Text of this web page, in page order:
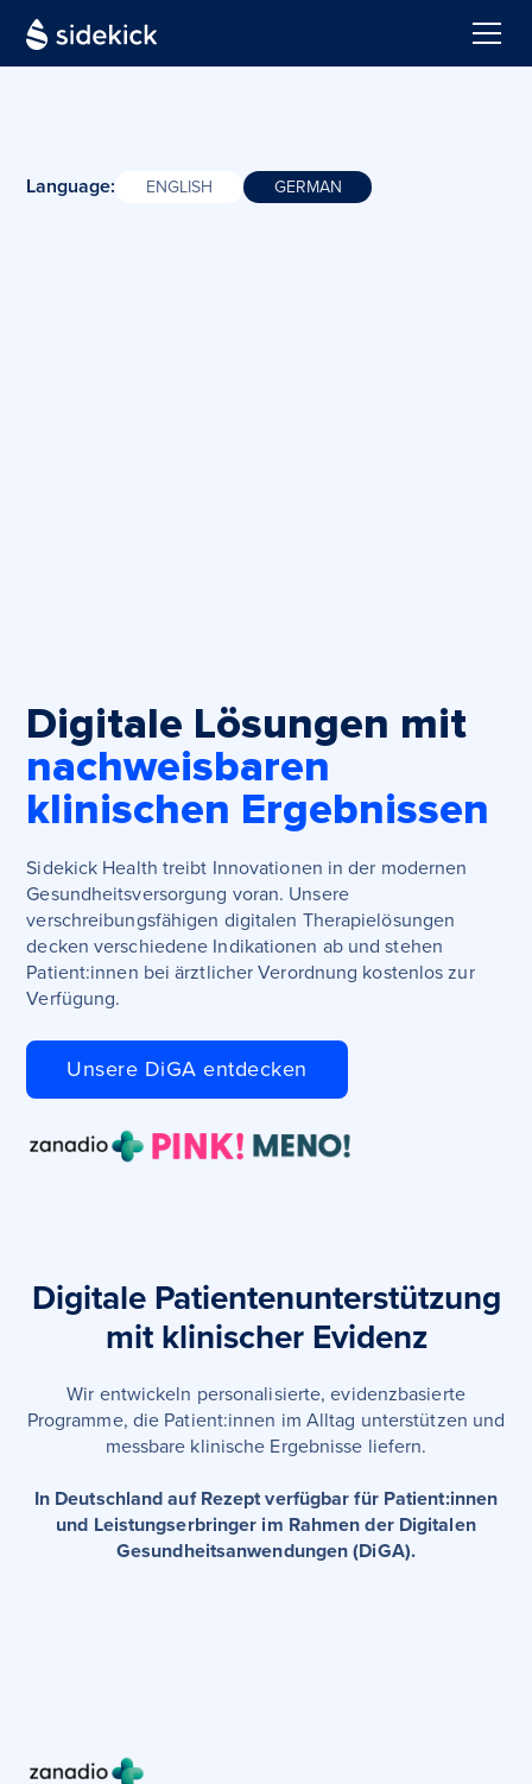
Language: ENGLISH GERMAN
Digitale Lösungen mit
nachweisbaren
klinischen Ergebnissen
Sidekick Health treibt Innovationen in der modernen
Gesundheitsversorgung voran. Unsere
verschreibungsfähigen digitalen Therapielösungen
decken verschiedene Indikationen ab und stehen
Patient:innen bei ärztlicher Verordnung kostenlos zur
Verfügung.
Unsere DiGA entdecken
Digitale Patientenunterstützung
mit klinischer Evidenz
Wir entwickeln personalisierte, evidenzbasierte
Programme, die Patient:innen im Alltag unterstützen und
messbare klinische Ergebnisse liefern.
In Deutschland auf Rezept verfügbar für Patient:innen
und Leistungserbringer im Rahmen der Digitalen
Gesundheitsanwendungen (DiGA).